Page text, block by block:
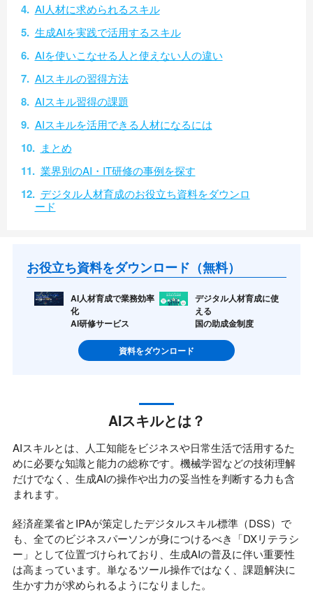
AI人材に求められるスキル
生成AIを実践で活用するスキル
AIを使いこなせる人と使えない人の違い
AIスキルの習得方法
AIスキル習得の課題
AIスキルを活用できる人材になるには
まとめ
業界別のAI・IT研修の事例を探す
デジタル人材育成のお役立ち資料をダウンロ
ード
お役立ち資料をダウンロード（無料）
AI人材育成で業務効率
化
AI研修サービス
デジタル人材育成に使
える
国の助成金制度
資料をダウンロード
AIスキルとは？
AIスキルとは、人工知能をビジネスや日常生活で活用するた
めに必要な知識と能力の総称です。機械学習などの技術理解
だけでなく、生成AIの操作や出力の妥当性を判断する力も含
まれます。
経済産業省とIPAが策定したデジタルスキル標準（DSS）で
も、全てのビジネスパーソンが身につけるべき「DXリテラシ
ー」として位置づけられており、生成AIの普及に伴い重要性
は高まっています。単なるツール操作ではなく、課題解決に
生かす力が求められるようになりました。